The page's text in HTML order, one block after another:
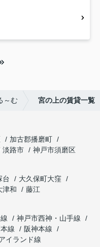
～む 宮の上の賃貸一覧
加古郡播磨町
淡路市
神戸市須磨区
台
大久保町大窪
津和
藤江
神戸市西神・山手線
線
阪神本線
イランド線